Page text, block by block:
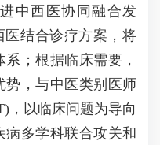
中西医协同融合发
医结合诊疗方案，将
；根据临床需要，
，与中医类别医师
，以临床问题为导向
多学科联合攻关和